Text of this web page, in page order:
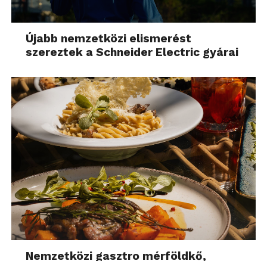
Újabb nemzetközi elismerést
szereztek a Schneider Electric gyárai
Nemzetközi gasztro mérföldkő,